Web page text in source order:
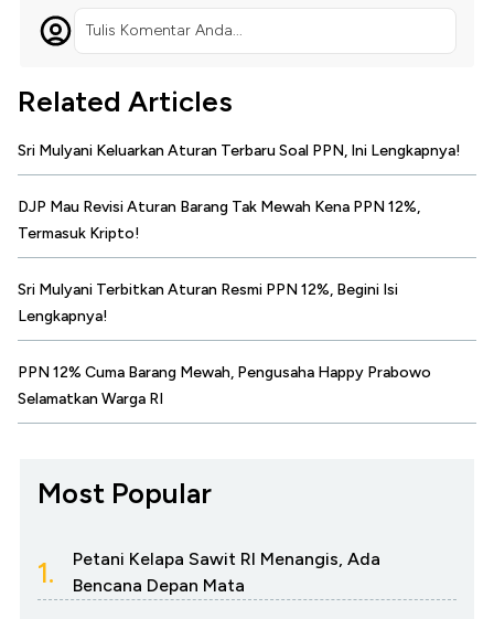
Tulis Komentar Anda...
Related Articles
Sri Mulyani Keluarkan Aturan Terbaru Soal PPN, Ini Lengkapnya!
DJP Mau Revisi Aturan Barang Tak Mewah Kena PPN 12%,
Termasuk Kripto!
Sri Mulyani Terbitkan Aturan Resmi PPN 12%, Begini Isi
Lengkapnya!
PPN 12% Cuma Barang Mewah, Pengusaha Happy Prabowo
Selamatkan Warga RI
Most Popular
1.
Petani Kelapa Sawit RI Menangis, Ada
Bencana Depan Mata